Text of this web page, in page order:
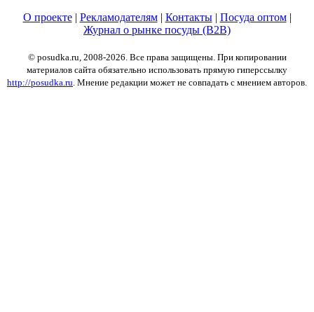
О проекте| Рекламодателям| Контакты| Посуда оптом|
Журнал о рынке посуды (B2B)
© posudka.ru, 2008-2026. Все права защищены. При копировании
материалов сайта обязательно использовать прямую гиперссылку
http://posudka.ru . Мнение редакции может не совпадать с мнением авторов.